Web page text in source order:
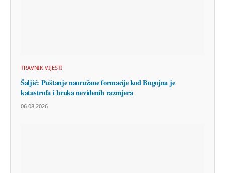
TRAVNIK VIJESTI
Šaljić: Puštanje naoružane formacije kod Bugojna je
katastrofa i bruka neviđenih razmjera
06.08.2026